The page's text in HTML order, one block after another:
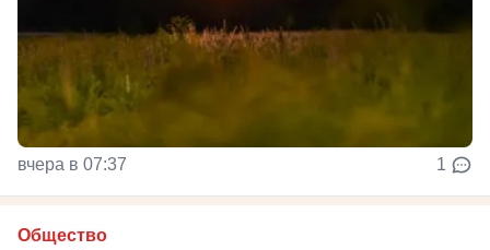
вчера в 07:37 1
Общество